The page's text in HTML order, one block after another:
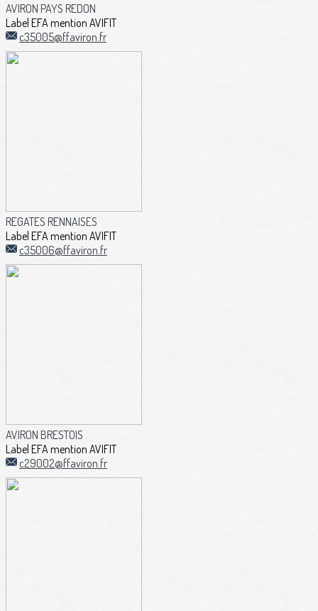
AVIRON PAYS REDON
Label EFA mention AVIFIT
c35005@ffaviron.fr
REGATES RENNAISES
Label EFA mention AVIFIT
c35006@ffaviron.fr
AVIRON BRESTOIS
Label EFA mention AVIFIT
c29002@ffaviron.fr